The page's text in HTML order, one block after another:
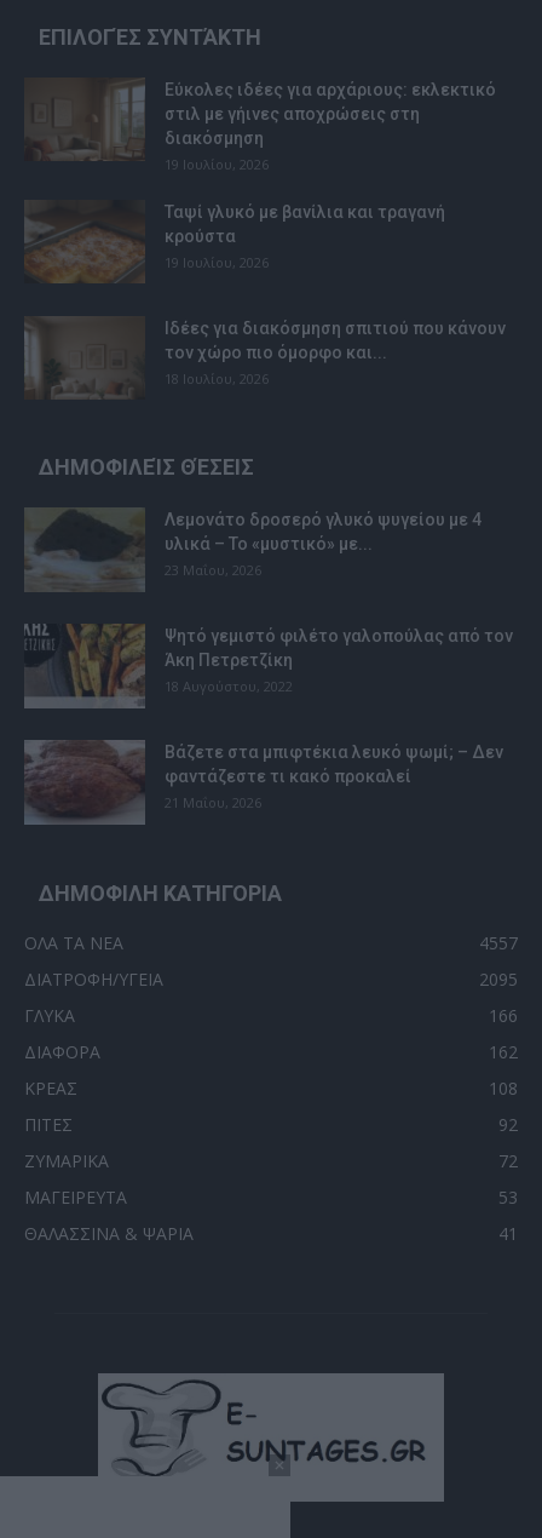
ΕΠΙΛΟΓΈΣ ΣΥΝΤΆΚΤΗ
Εύκολες ιδέες για αρχάριους: εκλεκτικό
στιλ με γήινες αποχρώσεις στη
διακόσμηση
19 Ιουλίου, 2026
Ταψί γλυκό με βανίλια και τραγανή
κρούστα
19 Ιουλίου, 2026
Ιδέες για διακόσμηση σπιτιού που κάνουν
τον χώρο πιο όμορφο και...
18 Ιουλίου, 2026
ΔΗΜΟΦΙΛΕΊΣ ΘΈΣΕΙΣ
Λεμονάτο δροσερό γλυκό ψυγείου με 4
υλικά – Το «μυστικό» με...
23 Μαΐου, 2026
Ψητό γεμιστό φιλέτο γαλοπούλας από τον
Άκη Πετρετζίκη
18 Αυγούστου, 2022
Βάζετε στα μπιφτέκια λευκό ψωμί; – Δεν
φαντάζεστε τι κακό προκαλεί
21 Μαΐου, 2026
ΔΗΜΟΦΙΛΗ ΚΑΤΗΓΟΡΙΑ
ΟΛΑ ΤΑ ΝΕΑ
4557
ΔΙΑΤΡΟΦΗ/ΥΓΕΙΑ
2095
ΓΛΥΚΑ
166
ΔΙΑΦΟΡΑ
162
ΚΡΕΑΣ
108
ΠΙΤΕΣ
92
ΖΥΜΑΡΙΚΑ
72
ΜΑΓΕΙΡΕΥΤΑ
53
ΘΑΛΑΣΣΙΝΑ & ΨΑΡΙΑ
41